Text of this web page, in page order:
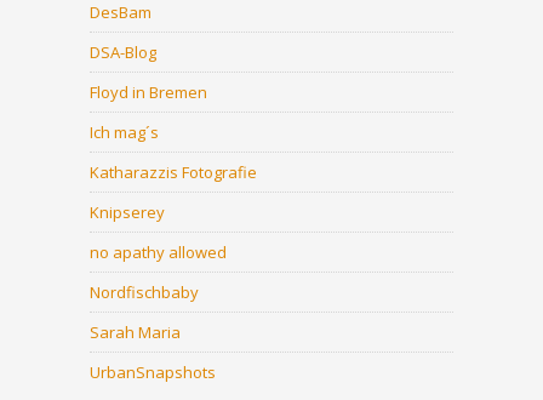
DesBam
DSA-Blog
Floyd in Bremen
Ich mag´s
Katharazzis Fotografie
Knipserey
no apathy allowed
Nordfischbaby
Sarah Maria
UrbanSnapshots